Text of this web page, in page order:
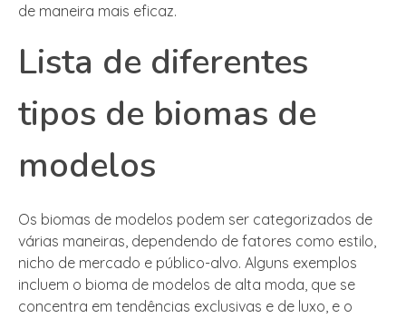
de maneira mais eficaz.
Lista de diferentes
tipos de biomas de
modelos
Os biomas de modelos podem ser categorizados de
várias maneiras, dependendo de fatores como estilo,
nicho de mercado e público-alvo. Alguns exemplos
incluem o bioma de modelos de alta moda, que se
concentra em tendências exclusivas e de luxo, e o